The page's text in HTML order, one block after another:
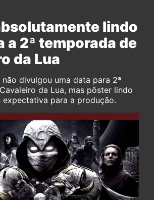
lindo
a 2ª temporada de
da Lua
divulgou uma data para 2ª
da Lua, mas pôster lindo
expectativa para a produção.